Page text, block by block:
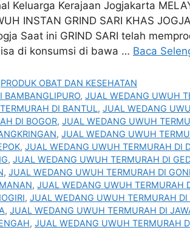
Keluarga Kerajaan Jogjakarta
INSTAN GRIND SARI KHAS
Saat ini GRIND SARI telah
di konsumsi di bawa … Baca
PRODUK OBAT DAN KESEHATAN
BAMBANGLIPURO,JUAL WEDANG UWUH
DI BANTUL, JUAL WEDANG
DI BOGOR, JUAL WEDANG UWUH
, JUAL WEDANG UWUH
, JUAL WEDANG UWUH TERMURAH DI
, JUAL WEDANG UWUH TERMURAH DI
, JUAL WEDANG UWUH TERMURAH DI
, JUAL WEDANG UWUH TERMURAH
, JUAL WEDANG UWUH TERMURAH DI
, JUAL WEDANG UWUH TERMURAH DI
, JUAL WEDANG UWUH TERMURAH